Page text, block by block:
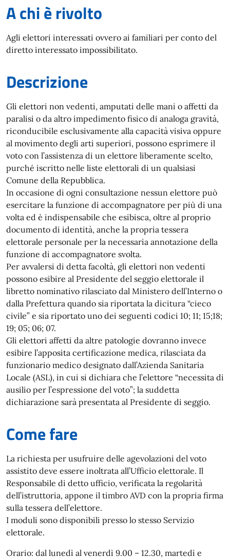
A chi è rivolto
Agli elettori interessati ovvero ai familiari per conto del
diretto interessato impossibilitato.
Descrizione
Gli elettori non vedenti, amputati delle mani o affetti da
paralisi o da altro impedimento fisico di analoga gravità,
riconducibile esclusivamente alla capacità visiva oppure
al movimento degli arti superiori, possono esprimere il
voto con l’assistenza di un elettore liberamente scelto,
purché iscritto nelle liste elettorali di un qualsiasi
Comune della Repubblica.
In occasione di ogni consultazione nessun elettore può
esercitare la funzione di accompagnatore per più di una
volta ed è indispensabile che esibisca, oltre al proprio
documento di identità, anche la propria tessera
elettorale personale per la necessaria annotazione della
funzione di accompagnatore svolta.
Per avvalersi di detta facoltà, gli elettori non vedenti
possono esibire al Presidente del seggio elettorale il
libretto nominativo rilasciato dal Ministero dell’Interno o
dalla Prefettura quando sia riportata la dicitura “cieco
civile” e sia riportato uno dei seguenti codici 10; 11; 15;18;
19; 05; 06; 07.
Gli elettori affetti da altre patologie dovranno invece
esibire l’apposita certificazione medica, rilasciata da
funzionario medico designato dall’Azienda Sanitaria
Locale (ASL), in cui si dichiara che l’elettore “necessita di
ausilio per l’espressione del voto”; la suddetta
dichiarazione sarà presentata al Presidente di seggio.
Come fare
La richiesta per usufruire delle agevolazioni del voto
assistito deve essere inoltrata all’Ufficio elettorale. Il
Responsabile di detto ufficio, verificata la regolarità
dell’istruttoria, appone il timbro AVD con la propria firma
sulla tessera dell’elettore.
I moduli sono disponibili presso lo stesso Servizio
elettorale.
Orario: dal lunedì al venerdì 9.00 – 12.30, martedì e